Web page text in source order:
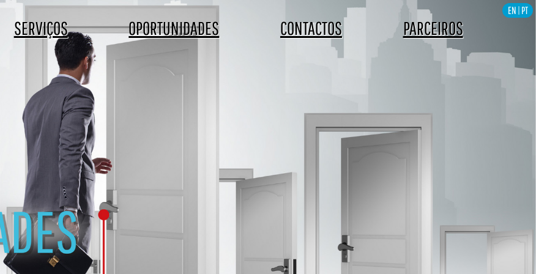
EN | PT
SERVIÇOS OPORTUNIDADES CONTACTOS PARCEIROS